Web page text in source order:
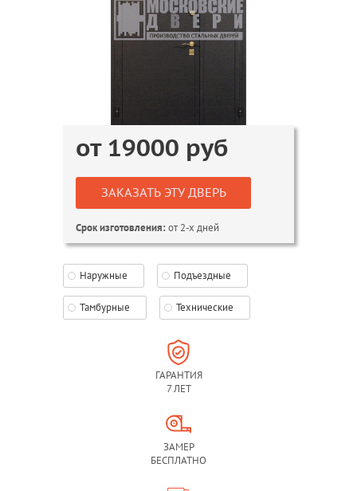
от 19000 руб
ЗАКАЗАТЬ ЭТУ ДВЕРЬ
Срок изготовления:от 2-х дней
Наружные Подъездные
Тамбурные Технические
ГАРАНТИЯ
7 ЛЕТ
ЗАМЕР
БЕСПЛАТНО